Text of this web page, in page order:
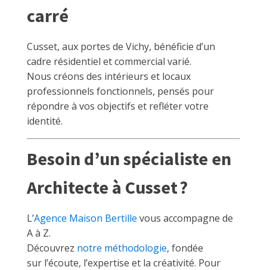
carré
Cusset, aux portes de Vichy, bénéficie d’un
cadre résidentiel et commercial varié.
Nous créons des intérieurs et locaux
professionnels fonctionnels, pensés pour
répondre à vos objectifs et refléter votre
identité.
Besoin d’un spécialiste en
Architecte à Cusset ?
L’Agence Maison Bertille vous accompagne de
A à Z.
Découvrez notre méthodologie, fondée
sur l’écoute, l’expertise et la créativité. Pour